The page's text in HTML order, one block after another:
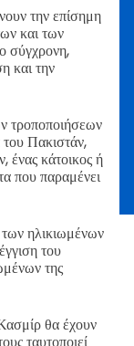
την επίσημη
και των
σύγχρονη,
και την
τροποποιήσεων
Πακιστάν,
ένας κάτοικος ή
που παραμένει
ηλικιωμένων
του
της
θα έχουν
ταυτοποιεί